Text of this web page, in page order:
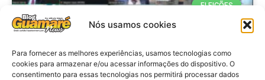
Nós usamos cookies
Para fornecer as melhores experiências, usamos tecnologias como
cookies para armazenar e/ou acessar informações do dispositivo. O
consentimento para essas tecnologias nos permitirá processar dados
ELEIÇÕES